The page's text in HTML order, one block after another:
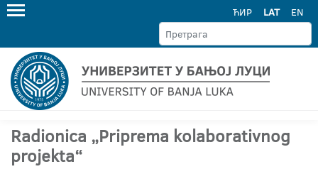
ЋИР LAT EN
Radionica „Priprema kolaborativnog
projekta“